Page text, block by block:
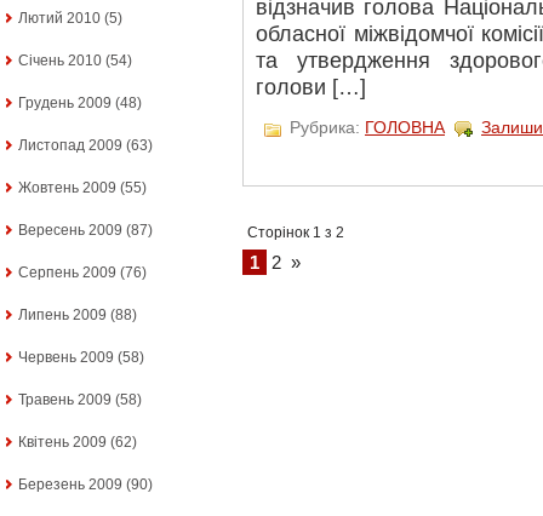
Лютий 2010 (5)
Січень 2010 (54)
Грудень 2009 (48)
Листопад 2009 (63)
Жовтень 2009 (55)
Вересень 2009 (87)
Серпень 2009 (76)
Липень 2009 (88)
Червень 2009 (58)
Травень 2009 (58)
Квітень 2009 (62)
Березень 2009 (90)
відзначив голова
обласної міжвідомчої
та утвердження
голови […]
Рубрика: ГОЛОВНА
Сторінок 1 з 2
1 2 »